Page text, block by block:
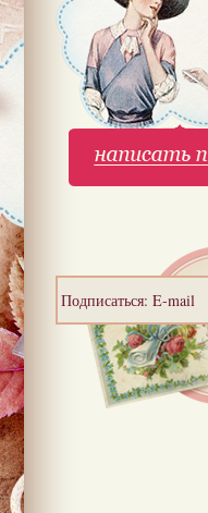
Подписаться: E-mail